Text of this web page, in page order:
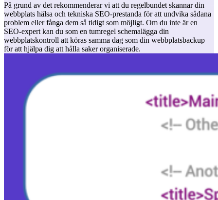
På grund av det rekommenderar vi att du regelbundet skannar din
webbplats hälsa och tekniska SEO-prestanda för att undvika sådana
problem eller fånga dem så tidigt som möjligt. Om du inte är en
SEO-expert kan du som en tumregel schemalägga din
webbplatskontroll att köras samma dag som din webbplatsbackup
för att hjälpa dig att hålla saker organiserade.